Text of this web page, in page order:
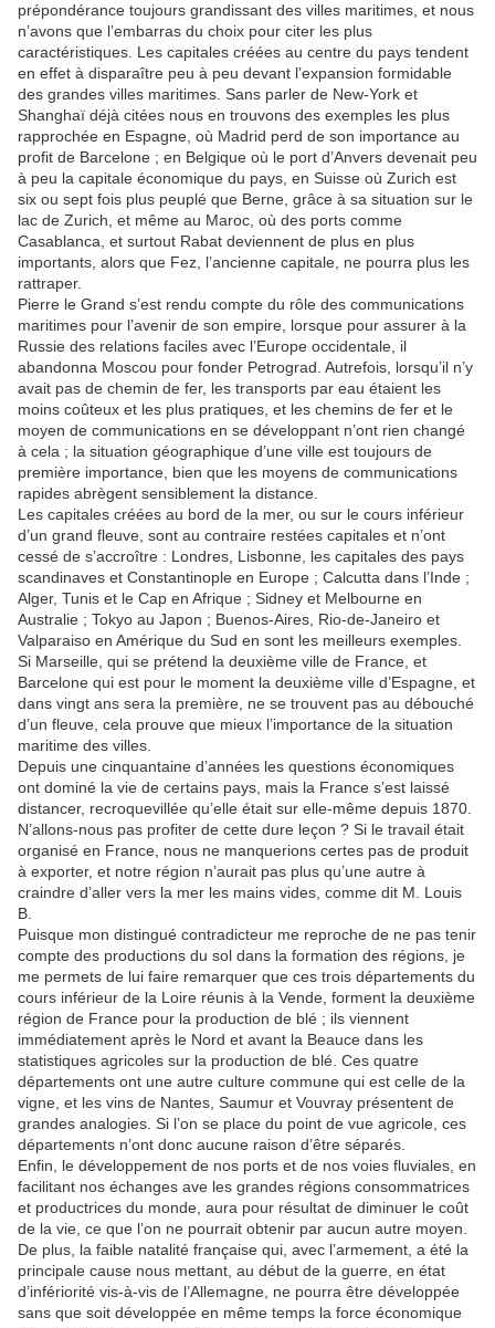
prépondérance toujours grandissant des villes maritimes, et nous
n’avons que l’embarras du choix pour citer les plus
caractéristiques. Les capitales créées au centre du pays tendent
en effet à disparaître peu à peu devant l’expansion formidable
des grandes villes maritimes. Sans parler de New-York et
Shanghaï déjà citées nous en trouvons des exemples les plus
rapprochée en Espagne, où Madrid perd de son importance au
profit de Barcelone ; en Belgique où le port d’Anvers devenait peu
à peu la capitale économique du pays, en Suisse où Zurich est
six ou sept fois plus peuplé que Berne, grâce à sa situation sur le
lac de Zurich, et même au Maroc, où des ports comme
Casablanca, et surtout Rabat deviennent de plus en plus
importants, alors que Fez, l’ancienne capitale, ne pourra plus les
rattraper.
Pierre le Grand s’est rendu compte du rôle des communications
maritimes pour l’avenir de son empire, lorsque pour assurer à la
Russie des relations faciles avec l’Europe occidentale, il
abandonna Moscou pour fonder Petrograd. Autrefois, lorsqu’il n’y
avait pas de chemin de fer, les transports par eau étaient les
moins coûteux et les plus pratiques, et les chemins de fer et le
moyen de communications en se développant n’ont rien changé
à cela ; la situation géographique d’une ville est toujours de
première importance, bien que les moyens de communications
rapides abrègent sensiblement la distance.
Les capitales créées au bord de la mer, ou sur le cours inférieur
d’un grand fleuve, sont au contraire restées capitales et n’ont
cessé de s’accroître : Londres, Lisbonne, les capitales des pays
scandinaves et Constantinople en Europe ; Calcutta dans l’Inde ;
Alger, Tunis et le Cap en Afrique ; Sidney et Melbourne en
Australie ; Tokyo au Japon ; Buenos-Aires, Rio-de-Janeiro et
Valparaiso en Amérique du Sud en sont les meilleurs exemples.
Si Marseille, qui se prétend la deuxième ville de France, et
Barcelone qui est pour le moment la deuxième ville d’Espagne, et
dans vingt ans sera la première, ne se trouvent pas au débouché
d’un fleuve, cela prouve que mieux l’importance de la situation
maritime des villes.
Depuis une cinquantaine d’années les questions économiques
ont dominé la vie de certains pays, mais la France s’est laissé
distancer, recroquevillée qu’elle était sur elle-même depuis 1870.
N’allons-nous pas profiter de cette dure leçon ? Si le travail était
organisé en France, nous ne manquerions certes pas de produit
à exporter, et notre région n’aurait pas plus qu’une autre à
craindre d’aller vers la mer les mains vides, comme dit M. Louis
B.
Puisque mon distingué contradicteur me reproche de ne pas tenir
compte des productions du sol dans la formation des régions, je
me permets de lui faire remarquer que ces trois départements du
cours inférieur de la Loire réunis à la Vende, forment la deuxième
région de France pour la production de blé ; ils viennent
immédiatement après le Nord et avant la Beauce dans les
statistiques agricoles sur la production de blé. Ces quatre
départements ont une autre culture commune qui est celle de la
vigne, et les vins de Nantes, Saumur et Vouvray présentent de
grandes analogies. Si l’on se place du point de vue agricole, ces
départements n’ont donc aucune raison d’être séparés.
Enfin, le développement de nos ports et de nos voies fluviales, en
facilitant nos échanges ave les grandes régions consommatrices
et productrices du monde, aura pour résultat de diminuer le coût
de la vie, ce que l’on ne pourrait obtenir par aucun autre moyen.
De plus, la faible natalité française qui, avec l’armement, a été la
principale cause nous mettant, au début de la guerre, en état
d’infériorité vis-à-vis de l’Allemagne, ne pourra être développée
sans que soit développée en même temps la force économique